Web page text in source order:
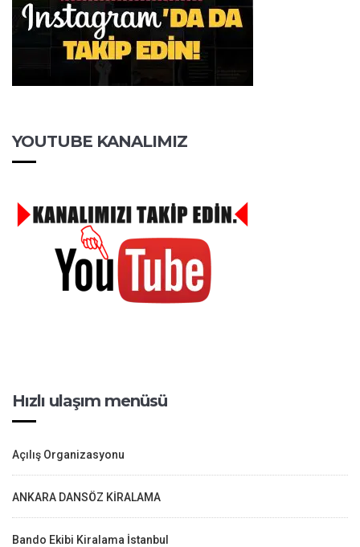
YOUTUBE KANALIMIZ
Hızlı ulaşım menüsü
Açılış Organizasyonu
ANKARA DANSÖZ KİRALAMA
Bando Ekibi Kiralama İstanbul